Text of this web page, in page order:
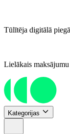
Tūlītēja digitālā
Lielākais
Kategorijas